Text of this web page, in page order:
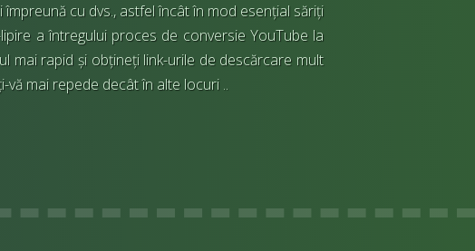
împreună cu dvs., astfel încât în mod esențial săriți
a întregului proces de conversie YouTube la
mai rapid și obțineți link-urile de descărcare mult
vă mai repede decât în alte locuri ..